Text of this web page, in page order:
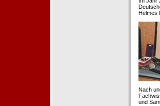
Helmes
Nach
und